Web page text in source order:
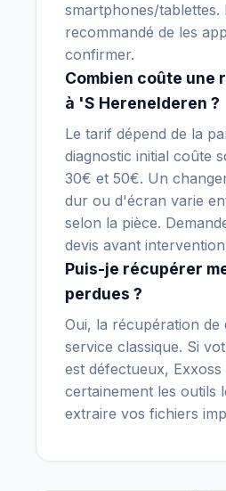
smartphones/tablettes.
recommandé de les
confirmer.
Combien coûte une
à 'S Herenelderen ?
Le tarif dépend de la
diagnostic initial coûte
30€ et 50€. Un
dur ou d'écran varie
selon la pièce.
devis avant
Puis-je récupérer
perdues ?
Oui, la récupération de
service classique. Si
est défectueux, Exxoss
certainement les outils
extraire vos fichiers